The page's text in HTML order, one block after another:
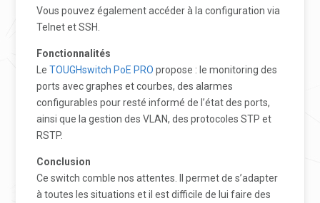
Vous pouvez également accéder à la configuration via
Telnet et SSH.
Fonctionnalités
LeTOUGHswitch PoE PRO propose : le monitoring des
ports avec graphes et courbes, des alarmes
configurables pour resté informé de l’état des ports,
ainsi que la gestion des VLAN, des protocoles STP et
RSTP.
Conclusion
Ce switch comble nos attentes. Il permet de s’adapter
à toutes les situations et il est difficile de lui faire des